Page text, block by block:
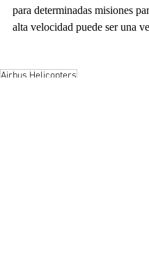
para determinadas misiones
alta velocidad puede ser una
Airbus Helicopters